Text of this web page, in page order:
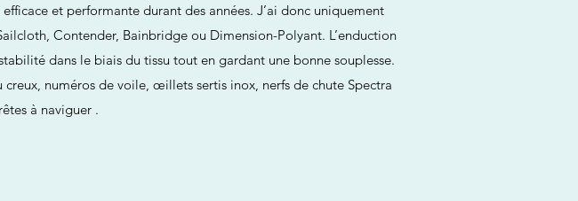
et performante durant des années. J’ai donc uniquement
Contender, Bainbridge ou Dimension-Polyant. L’enduction
dans le biais du tissu tout en gardant une bonne souplesse.
numéros de voile, œillets sertis inox, nerfs de chute Spectra
à naviguer .